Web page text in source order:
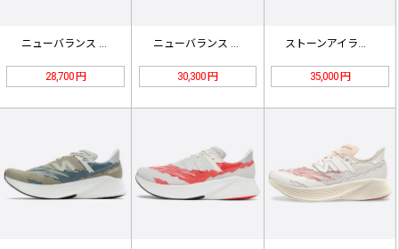
28,700 円 30,300 円 35,000 円